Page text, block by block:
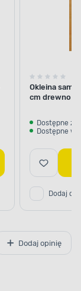
Okleina
cm drewno
Dostępne z
Dostępne w
Dodaj do
Dodaj opinię